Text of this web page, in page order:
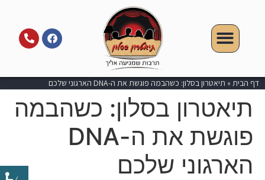
דף הבית» תיאטרון בסלון: כשהבמה פוגשת את ה-DNA הארגוני שלכם
תיאטרון בסלון: כשהבמה
פוגשת את ה-DNA
הארגוני שלכם